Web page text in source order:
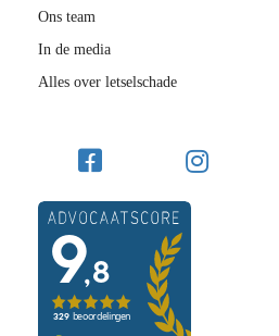
Ons team
In de media
Alles over letselschade